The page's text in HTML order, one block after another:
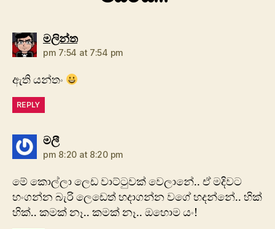
මලින්තsays:
pm 7:54 at 7:54 pm
ඇති යන්තං
REPLY
මලීsays:
pm 8:20 at 8:20 pm
මේ කොල්ලා ලෙඩ වාට්ටුවක් වෙලානේ.. ඒ මදිවට
හංගන්න බැරි ලෙ‍‍ඩෙත් හදාගන්න වගේ හදන්නේ.. හික්
හික්.. කමක් නෑ.. කමක් නෑ.. ඔහොම යං!